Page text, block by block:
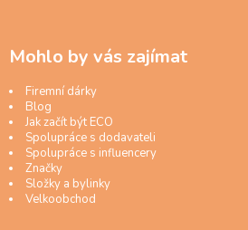
Mohlo by vás zajímat
Firemní dárky
Blog
Jak začít být ECO
Spolupráce s dodavateli
Spolupráce s influencery
Značky
Složky a bylinky
Velkoobchod